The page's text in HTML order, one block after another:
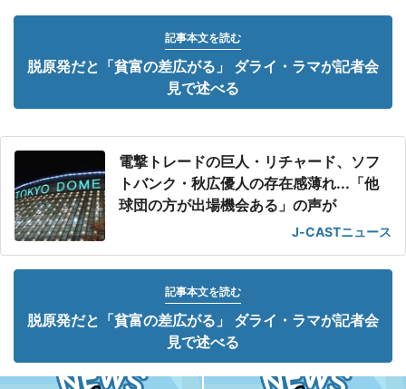
記事本文を読む
脱原発だと「貧富の差広がる」 ダライ・ラマが記者会
見で述べる
電撃トレードの巨人・リチャード、ソフ
トバンク・秋広優人の存在感薄れ...「他
球団の方が出場機会ある」の声が
J-CASTニュース
記事本文を読む
脱原発だと「貧富の差広がる」 ダライ・ラマが記者会
見で述べる